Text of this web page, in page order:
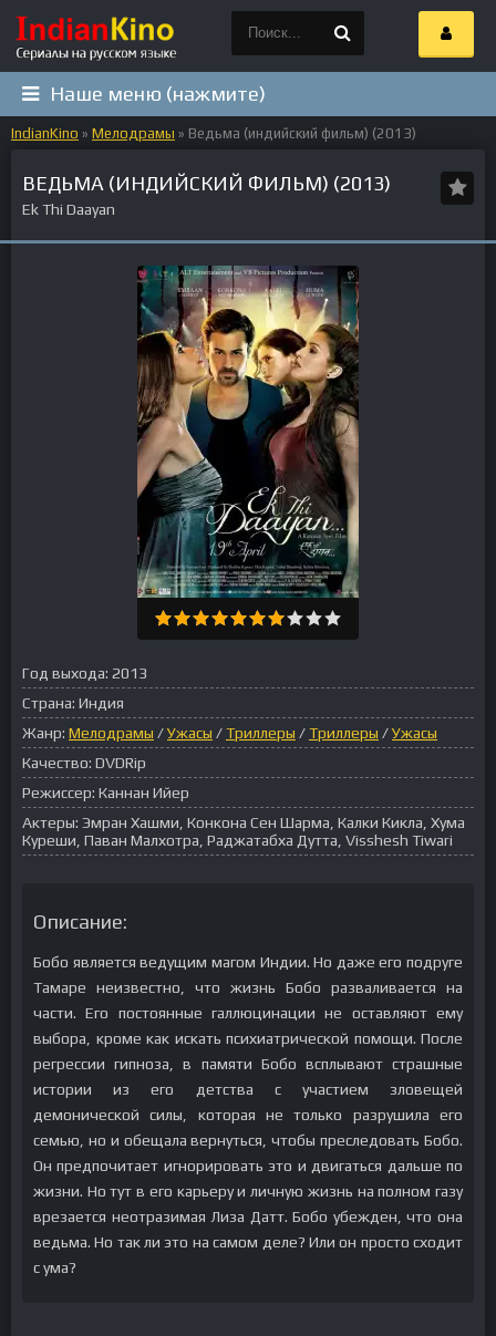
Наше меню (нажмите)
IndianKino » Мелодрамы » Ведьма (индийский фильм) (2013)
ВЕДЬМА (ИНДИЙСКИЙ ФИЛЬМ) (2013)
Ek Thi Daayan
Год выхода: 2013
Страна: Индия
Жанр: Мелодрамы /Ужасы /Триллеры /Триллеры /Ужасы
Качество: DVDRip
Режиссер: Каннан Ийер
Актеры: Эмран Хашми, Конкона Сен Шарма, Калки Кикла, Хума
Куреши, Паван Малхотра, Раджатабха Дутта, Visshesh Tiwari
Описание:
Бобо является ведущим магом Индии. Но даже его подруге
Тамаре неизвестно, что жизнь Бобо разваливается на
части. Его постоянные галлюцинации не оставляют ему
выбора, кроме как искать психиатрической помощи. После
регрессии гипноза, в памяти Бобо всплывают страшные
истории из его детства с участием зловещей
демонической силы, которая не только разрушила его
семью, но и обещала вернуться, чтобы преследовать Бобо.
Он предпочитает игнорировать это и двигаться дальше по
жизни. Но тут в его карьеру и личную жизнь на полном газу
врезается неотразимая Лиза Датт. Бобо убежден, что она
ведьма. Но так ли это на самом деле? Или он просто сходит
с ума?